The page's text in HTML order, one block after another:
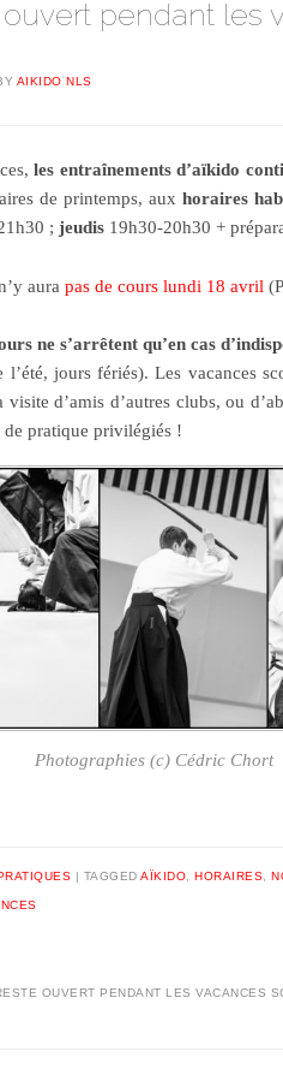
pendant les
AIKIDO NLS
les entraînements d’aïkido
de printemps, aux horaires
;jeudis 19h30-20h30 +
aurapas de cours lundi 18 avril
ne s’arrêtent qu’en cas
jours fériés). Les vacances
d’amis d’autres clubs, ou
pratique privilégiés !
Photographies (c) Cédric Chort
| TAGGEDAÏKIDO,HORAIRES,
OUVERT PENDANT LES VACANCES